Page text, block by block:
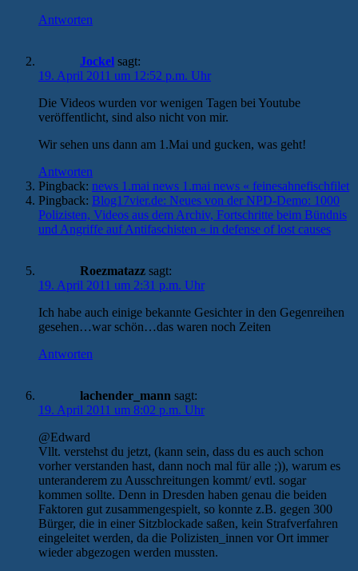
Antworten
Jockel sagt:
19. April 2011 um 12:52 p.m. Uhr
Die Videos wurden vor wenigen Tagen bei Youtube
veröffentlicht, sind also nicht von mir.
Wir sehen uns dann am 1.Mai und gucken, was geht!
Antworten
Pingback: news 1.mai news 1.mai news « feinesahnefischfilet
Pingback: Blog17vier.de: Neues von der NPD-Demo: 1000
Polizisten, Videos aus dem Archiv, Fortschritte beim Bündnis
und Angriffe auf Antifaschisten « in defense of lost causes
Roezmatazz sagt:
19. April 2011 um 2:31 p.m. Uhr
Ich habe auch einige bekannte Gesichter in den Gegenreihen
gesehen…war schön…das waren noch Zeiten
Antworten
lachender_mann sagt:
19. April 2011 um 8:02 p.m. Uhr
@Edward
Vllt. verstehst du jetzt, (kann sein, dass du es auch schon
vorher verstanden hast, dann noch mal für alle ;)), warum es
unteranderem zu Ausschreitungen kommt/ evtl. sogar
kommen sollte. Denn in Dresden haben genau die beiden
Faktoren gut zusammengespielt, so konnte z.B. gegen 300
Bürger, die in einer Sitzblockade saßen, kein Strafverfahren
eingeleitet werden, da die Polizisten_innen vor Ort immer
wieder abgezogen werden mussten.